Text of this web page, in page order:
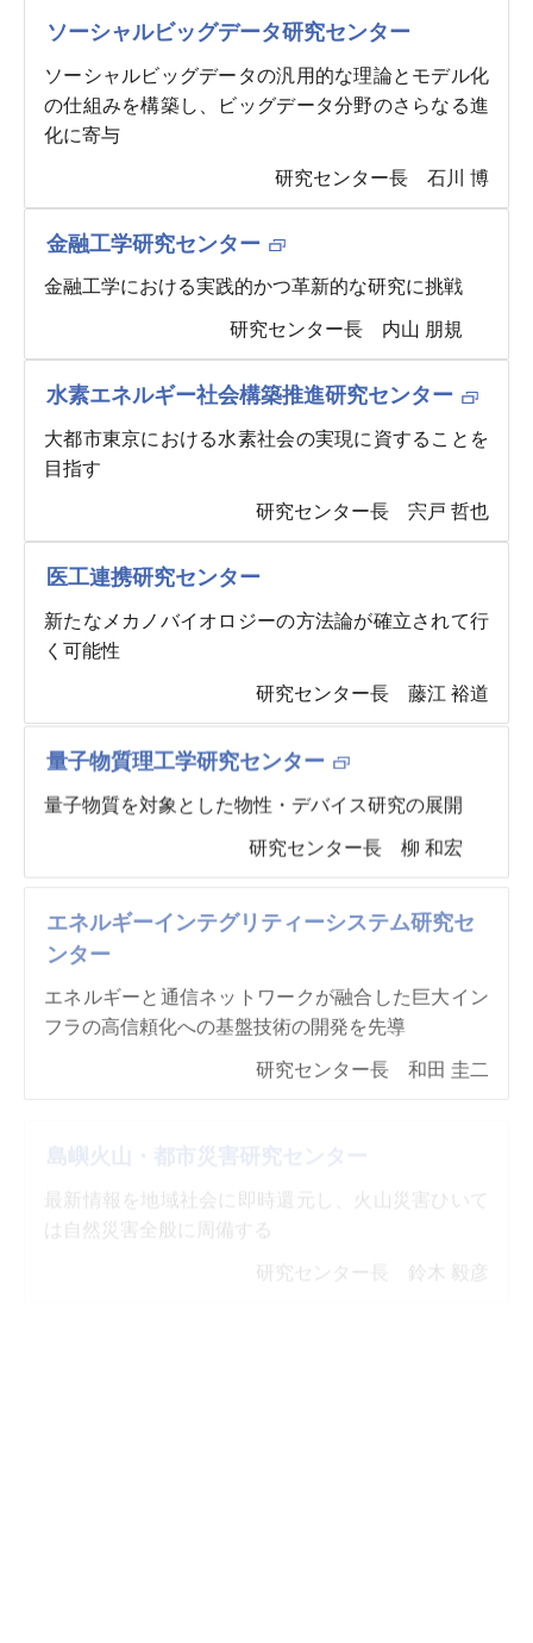
ソーシャルビッグデータ研究センター
ソーシャルビッグデータの汎用的な理論とモデル化
の仕組みを構築し、ビッグデータ分野のさらなる進
化に寄与
研究センター長 石川 博
金融工学研究センター
金融工学における実践的かつ革新的な研究に挑戦
研究センター長 内山 朋規
水素エネルギー社会構築推進研究センター
大都市東京における水素社会の実現に資することを
目指す
研究センター長 宍戸 哲也
医工連携研究センター
新たなメカノバイオロジーの方法論が確立されて行
く可能性
研究センター長 藤江 裕道
量子物質理工学研究センター
量子物質を対象とした物性・デバイス研究の展開
研究センター長 柳 和宏
エネルギーインテグリティーシステム研究セ
ンター
エネルギーと通信ネットワークが融合した巨大イン
フラの高信頼化への基盤技術の開発を先導
研究センター長 和田 圭二
は自然災害全般に周備する